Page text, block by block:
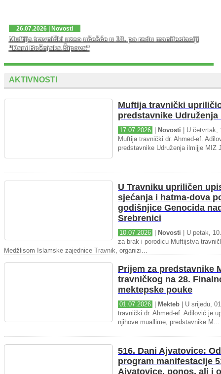
26.07.2026 | Novosti
Muftija travnički uzeo učešće u 13. po redu manifestaciji
"Dani Bošnjaka Šipova"
AKTIVNOSTI
Muftija travnički
predstavnike
17.07.2026 Novosti | U četvrtak,
Muftija travnički dr. Ahmed-ef.
predstavnike Udruženja ilmijje MIZ
U Travniku upriličen
sjećanja i hatma-dova
godišnjice Genocida
Srebrenici
10.07.2026 Novosti | U petak,
za brak i porodicu Muftijstva
Medžlisom Islamske zajednice Travnik, organizi...
Prijem za predstavnike
travničkog na 28.
mektepske pouke
01.07.2026 Mekteb | U srijedu,
travnički dr. Ahmed-ef. Adilović je
njihove muallime, predstavnike M...
516. Dani Ajvatovice:
program manifestacije
Ajvatovice, ponos, ali i